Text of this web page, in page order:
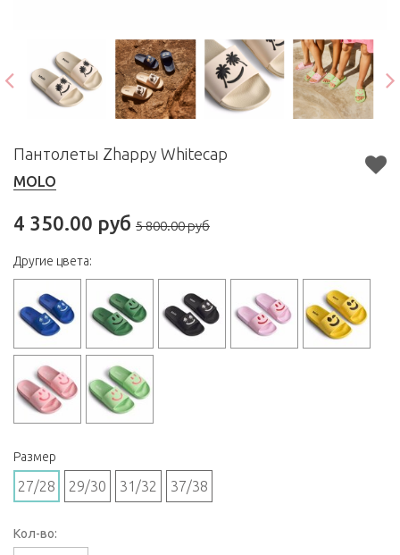
Пантолеты Zhappy Whitecap
MOLO
4 350.00 руб 5 800.00 руб
Другие цвета:
Размер
27/28 29/30 31/32 37/38
Кол-во: